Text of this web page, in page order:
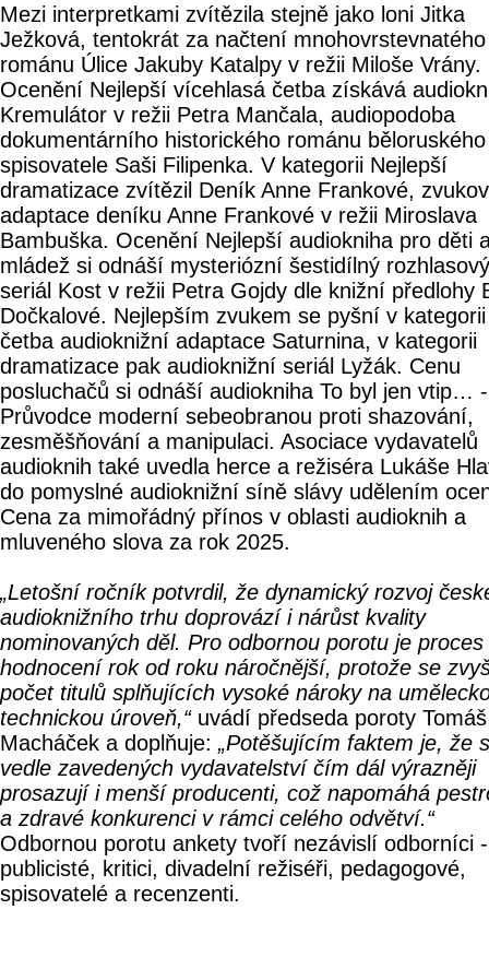
Mezi interpretkami zvítězila stejně jako loni Jitka
Ježková, tentokrát za načtení mnohovrstevnatého
románu Úlice Jakuby Katalpy v režii Miloše Vrány.
Ocenění Nejlepší vícehlasá četba získává
Kremulátor v režii Petra Mančala, audiopodoba
dokumentárního historického románu běloruského
spisovatele Saši Filipenka. V kategorii Nejlepší
dramatizace zvítězil Deník Anne Frankové,
adaptace deníku Anne Frankové v režii Miroslava
Bambuška. Ocenění Nejlepší audiokniha pro děti
mládež si odnáší mysteriózní šestidílný rozhlasový
seriál Kost v režii Petra Gojdy dle knižní předlohy
Dočkalové. Nejlepším zvukem se pyšní v kategorii
četba audioknižní adaptace Saturnina, v kategorii
dramatizace pak audioknižní seriál Lyžák. Cenu
posluchačů si odnáší audiokniha To byl jen vtip… -
Průvodce moderní sebeobranou proti shazování,
zesměšňování a manipulaci. Asociace vydavatelů
audioknih také uvedla herce a režiséra Lukáše
do pomyslné audioknižní síně slávy udělením
Cena za mimořádný přínos v oblasti audioknih a
mluveného slova za rok 2025.
„Letošní ročník potvrdil, že dynamický rozvoj
audioknižního trhu doprovází i nárůst kvality
nominovaných děl. Pro odbornou porotu je proces
hodnocení rok od roku náročnější, protože se
počet titulů splňujících vysoké nároky na
technickou úroveň,“uvádí předseda poroty Tomáš
Macháček a doplňuje: „Potěšujícím faktem je, že
vedle zavedených vydavatelství čím dál výrazněji
prosazují i menší producenti, což napomáhá
a zdravé konkurenci v rámci celého odvětví.“
Odbornou porotu ankety tvoří nezávislí odborníci -
publicisté, kritici, divadelní režiséři, pedagogové,
spisovatelé a recenzenti.